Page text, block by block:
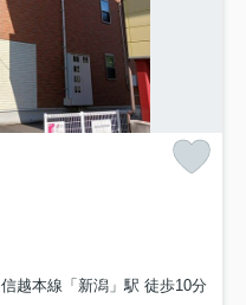
信越本線「新潟」駅 徒歩10分